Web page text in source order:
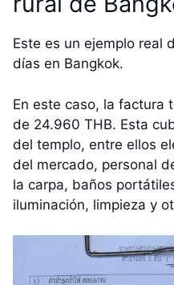
Este es un ejemplo real
días en Bangkok.
En este caso, la factura
de 24.960 THB. Esta
del templo, entre ellos
del mercado, personal
la carpa, baños
iluminación, limpieza y